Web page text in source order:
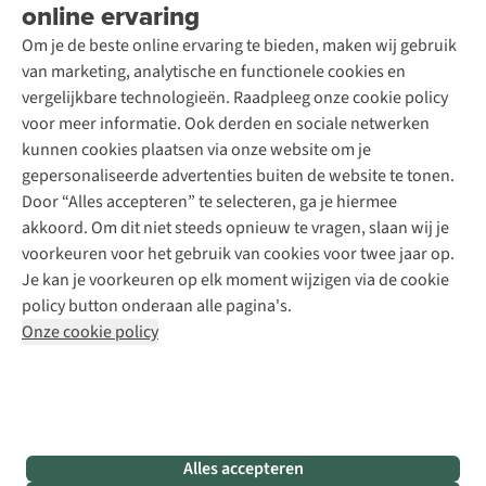
online ervaring
Om je de beste online ervaring te bieden, maken wij gebruik
van marketing, analytische en functionele cookies en
vergelijkbare technologieën. Raadpleeg onze cookie policy
voor meer informatie. Ook derden en sociale netwerken
kunnen cookies plaatsen via onze website om je
gepersonaliseerde advertenties buiten de website te tonen.
Door “Alles accepteren” te selecteren, ga je hiermee
akkoord. Om dit niet steeds opnieuw te vragen, slaan wij je
voorkeuren voor het gebruik van cookies voor twee jaar op.
Je kan je voorkeuren op elk moment wijzigen via de cookie
policy button onderaan alle pagina's.
Onze cookie policy
Alles accepteren
Contact
Toegankelijkheidsverklaring
Schoenonderhoud
Schoenherstelling
Kledingherstelling
Retouches
Voor bedrijven
Podcast
Explore Academy
Explore Camp
Gear Check
Inspiratie & advies
Meld je aan voor de nieuwsbrief
Follow us
Disclaimer Privacy Policy
Algemene voorwaarden
Cookie Policy